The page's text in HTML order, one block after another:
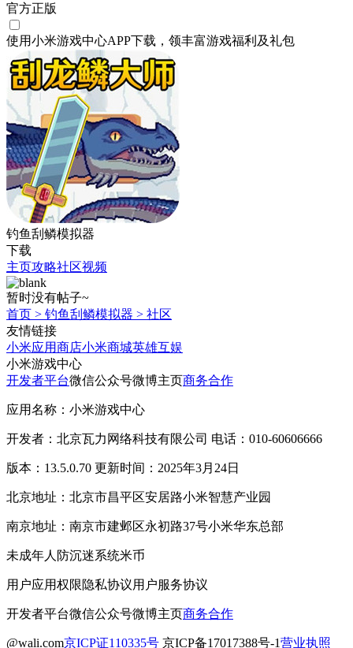
官方正版
使用小米游戏中心APP下载 ，领丰富游戏福利 及礼包
钓鱼刮鳞模拟器
下载
主页攻略社区视频
暂时没有帖子~
首页 > 钓鱼刮鳞模拟器 > 社区
友情链接
小米应用商店小米商城英雄互娱
小米游戏中心
开发者平台微信公众号微博主页商务合作
应用名称：小米游戏中心
开发者：北京瓦力网络科技有限公司 电话：010-60606666
版本：13.5.0.70 更新时间：2025年3月24日
北京地址：北京市昌平区安居路小米智慧产业园
南京地址：南京市建邺区永初路37号小米华东总部
未成年人防沉迷系统米币
用户应用权限隐私协议用户服务协议
开发者平台微信公众号微博主页商务合作
@wali.com京ICP证110335号 京ICP备17017388号-1营业执照